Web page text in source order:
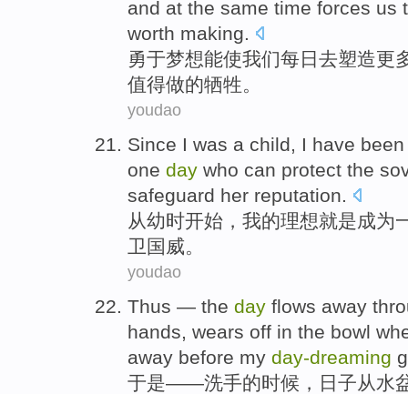
and at the same time forces us
worth making.
勇于梦想能使我们每日 去塑造更
值得做的牺牲。
youdao
Since I was a child, I have
one day who can protect the
safeguard her reputation.
从幼时开始， 我的理想就是成为
卫国威。
youdao
Thus — the day flows away
hands, wears off in the bowl
away before my day-dreaming
于是——洗手的时候 ， 日子从水